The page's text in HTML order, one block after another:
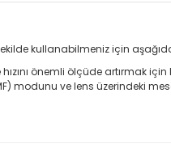
kullanabilmeniz için
önemli ölçüde artırmak için
modunu ve lens üzerindeki